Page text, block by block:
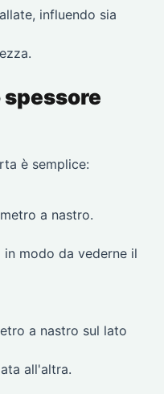
influendo sia
spessore
è semplice:
a nastro.
modo da vederne il
a nastro sul lato
all'altra.